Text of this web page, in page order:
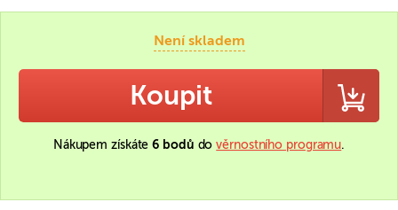
Není skladem
Koupit
Nákupem získáte6 bodů dověrnostního programu.